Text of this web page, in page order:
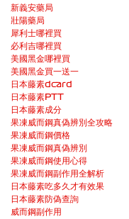
新義安藥局
壯陽藥局
犀利士哪裡買
必利吉哪裡買
美國黑金哪裡買
美國黑金買一送一
日本藤素dcard
日本藤素PTT
日本藤素成分
果凍威而鋼真偽辨別全攻略
果凍威而鋼價格
果凍威而鋼真偽辨別
果凍威而鋼使用心得
果凍威而鋼副作用全解析
日本藤素吃多久才有效果
日本藤素防偽查詢
威而鋼副作用